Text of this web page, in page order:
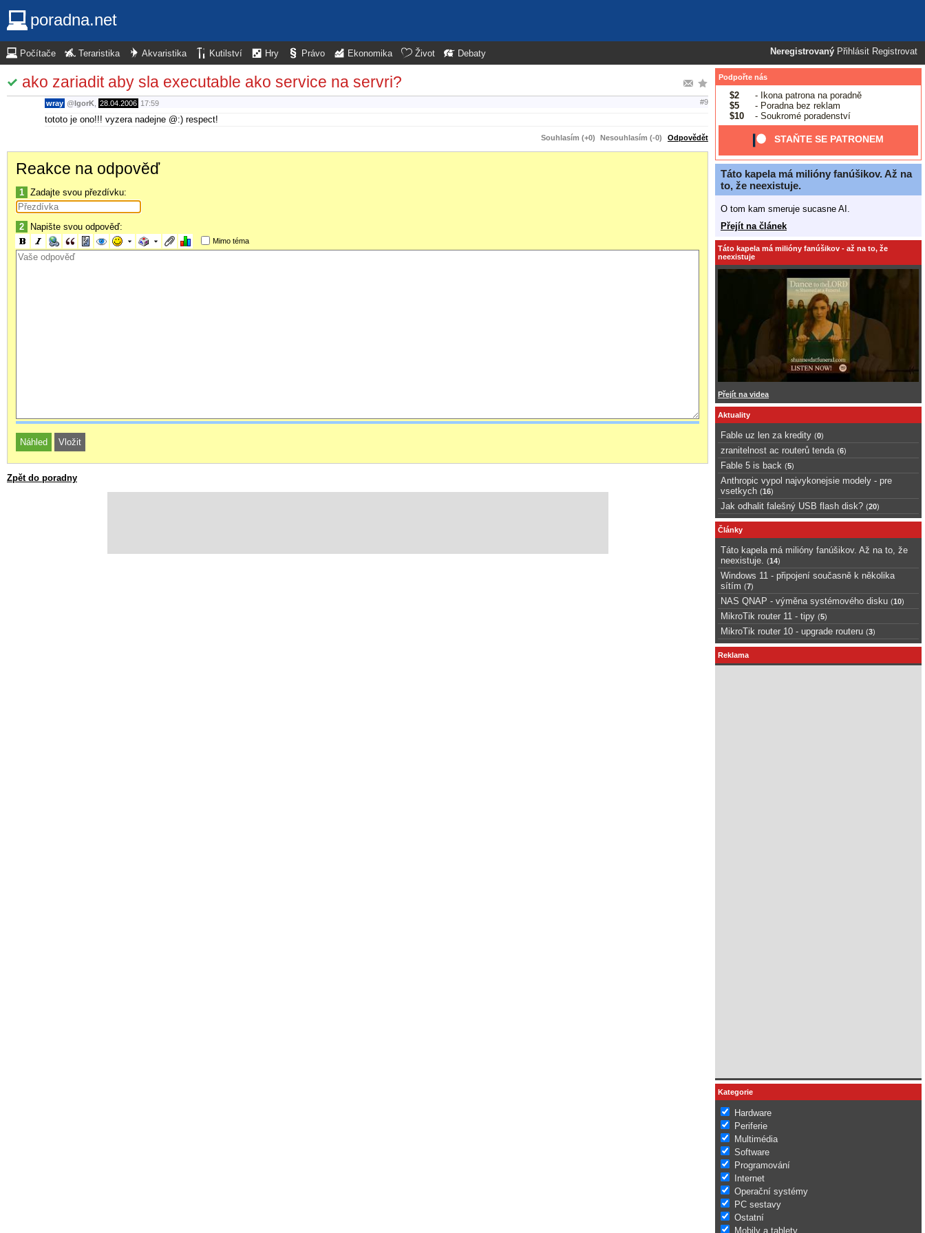
poradna.net
Neregistrovaný Přihlásit Registrovat
Počítače Teraristika Akvaristika Kutilství Hry Právo Ekonomika Život Debaty
ako zariadit aby sla executable ako service na servri?
wray @IgorK 28.04.2006 17:59 #9
tototo je ono!!! vyzera nadejne @:) respect!
Souhlasím (+0) Nesouhlasím (-0) Odpovědět
Reakce na odpověď
1 Zadajte svou přezdívku:
2 Napište svou odpověď:
Mimo téma
Zpět do poradny
Podpořte nás
$2
- Ikona patrona na poradně
$5
- Poradna bez reklam
$10
- Soukromé poradenství
STAŇTE SE PATRONEM
Táto kapela má milióny fanúšikov. Až na
to, že neexistuje.
O tom kam smeruje sucasne AI.
Přejít na článek
Táto kapela má milióny fanúšikov - až na to, že
neexistuje
Přejít na videa
Aktuality
Fable uz len za kredity (0)
zranitelnost ac routerů tenda (6)
Fable 5 is back (5)
Anthropic vypol najvykonejsie modely - pre
vsetkych (16)
Jak odhalit falešný USB flash disk? (20)
Články
Táto kapela má milióny fanúšikov. Až na to, že
neexistuje.
(14)
Windows 11 - připojení současně k několika
sítím (7)
NAS QNAP - výměna systémového disku (10)
MikroTik router 11 - tipy (5)
MikroTik router 10 - upgrade routeru (3)
Reklama
Kategorie
Hardware
Periferie
Multimédia
Software
Programování
Internet
Operační systémy
PC sestavy
Ostatní
Mobily a tablety